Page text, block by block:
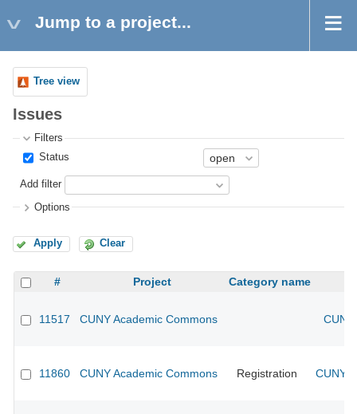
Jump to a project...
Tree view
Issues
Filters
Status
Add filter
Options
Apply Clear
# Project Category name
11517 CUNY Academic Commons
11860 CUNY Academic Commons Registration CUNY